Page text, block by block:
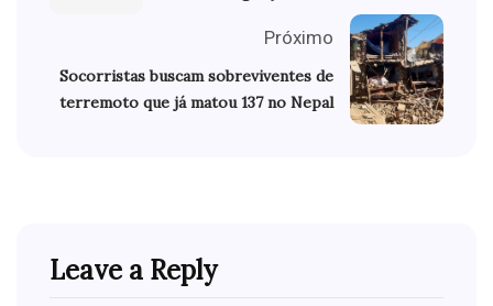
Próximo
Socorristas buscam sobreviventes de
terremoto que já matou 137 no Nepal
Leave a Reply